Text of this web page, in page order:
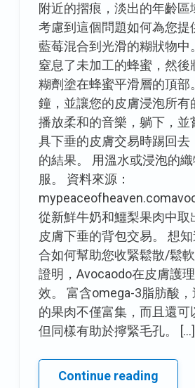
附近的摺痕，淡出的年齡區
考慮到這個問題如何為您提
藍莓混合到光滑的糊狀物中
窒息了未加工的蜂蜜，然後
糊劑塗在蜂蜜平滑層的頂部
鐘，並讓您的皮膚浸泡所有
播放柔和的音樂，躺下，並
具下垂的皮膚交易時踢回去
的結果。 用溫水或浸泡的
服。 資料來源：
從新鮮牛奶和鱷梨果肉中取
皮膚下垂的背包交易。 想
合如何幫助您收緊鬆散/鬆
證明，Avocaodo在皮膚護
效。 富含omega-3脂肪酸
的果肉不僅富集，而且還可
但同樣有助於擰緊毛孔。 […]
Continue readingDIY